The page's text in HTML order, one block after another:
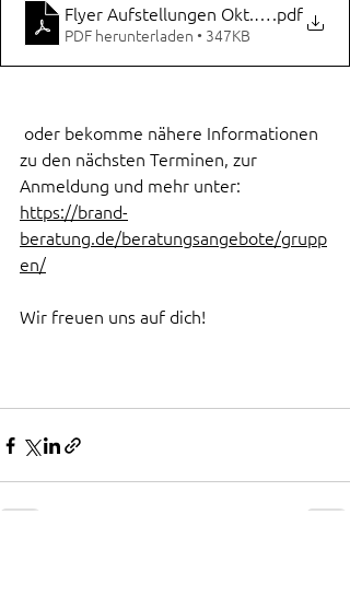
Flyer Aufstellungen Okt. 2024
.pdf
PDF herunterladen • 347KB
zu den nächsten Terminen, zur
Anmeldung und mehr unter:
https://brand-
beratung.de/beratungsangebote/grupp
en/
Wir freuen uns auf dich!